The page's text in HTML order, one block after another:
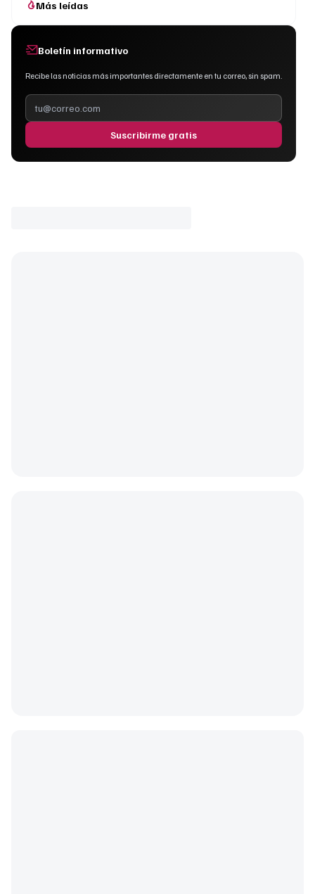
Más leídas
Boletín informativo
Recibe las noticias más importantes directamente en tu correo, sin spam.
Suscribirme gratis